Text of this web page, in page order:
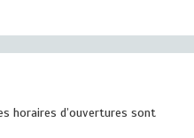
horaires d’ouvertures sont